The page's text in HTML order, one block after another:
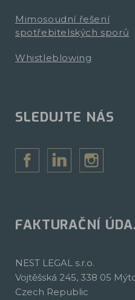
Mimosoudní řešení
spotřebitelských sporů
Whistleblowing
SLEDUJTE NÁS
FAKTURAČNÍ
NEST LEGAL s.r.o.
Vojtěšská 245, 338 05
Czech Republic